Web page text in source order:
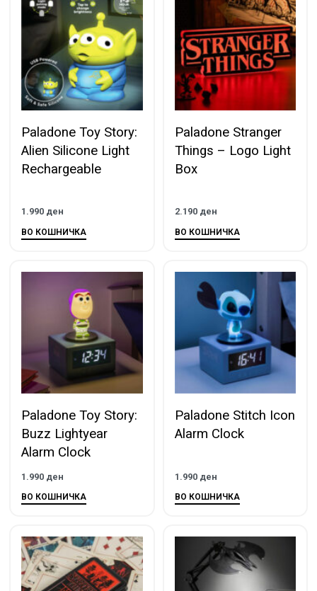
Paladone Toy Story:
Alien Silicone Light
Rechargeable
1.990 ден
ВО КОШНИЧКА
Paladone Stranger
Things – Logo Light
Box
2.190 ден
ВО КОШНИЧКА
Paladone Toy Story:
Buzz Lightyear
Alarm Clock
1.990 ден
ВО КОШНИЧКА
Paladone Stitch Icon
Alarm Clock
1.990 ден
ВО КОШНИЧКА